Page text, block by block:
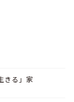
る」家